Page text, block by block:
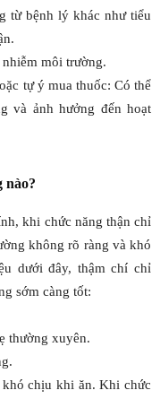
từ bệnh lý khác như tiểu
môi trường.
tự ý mua thuốc: Có thể
và ảnh hưởng đến hoạt
nào?
khi chức năng thận chỉ
không rõ ràng và khó
dưới đây, thậm chí chỉ
sớm càng tốt:
thường xuyên.
chịu khi ăn. Khi chức